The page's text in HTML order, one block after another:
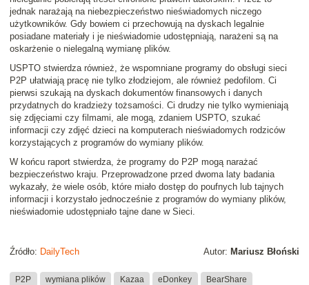
jednak narażają na niebezpieczeństwo nieświadomych niczego
użytkowników. Gdy bowiem ci przechowują na dyskach legalnie
posiadane materiały i je nieświadomie udostępniają, narażeni są na
oskarżenie o nielegalną wymianę plików.
USPTO stwierdza również, że wspomniane programy do obsługi sieci
P2P ułatwiają pracę nie tylko złodziejom, ale również pedofilom. Ci
pierwsi szukają na dyskach dokumentów finansowych i danych
przydatnych do kradzieży tożsamości. Ci drudzy nie tylko wymieniają
się zdjęciami czy filmami, ale mogą, zdaniem USPTO, szukać
informacji czy zdjęć dzieci na komputerach nieświadomych rodziców
korzystających z programów do wymiany plików.
W końcu raport stwierdza, że programy do P2P mogą narażać
bezpieczeństwo kraju. Przeprowadzone przed dwoma laty badania
wykazały, że wiele osób, które miało dostęp do poufnych lub tajnych
informacji i korzystało jednocześnie z programów do wymiany plików,
nieświadomie udostępniało tajne dane w Sieci.
Autor: Mariusz Błoński
Źródło: DailyTech
P2P wymiana plików Kazaa eDonkey BearShare